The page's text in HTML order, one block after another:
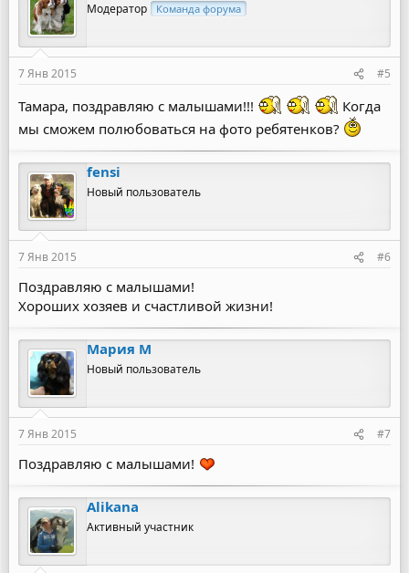
Модератор Команда форума
7 Янв 2015 #5
Тамара, поздравляю с малышами!!!
Когда
мы сможем полюбоваться на фото ребятенков?
fensi
Новый пользователь
7 Янв 2015 #6
Поздравляю с малышами!
Хороших хозяев и счастливой жизни!
Мария М
Новый пользователь
7 Янв 2015 #7
Поздравляю с малышами!
Alikana
Активный участник